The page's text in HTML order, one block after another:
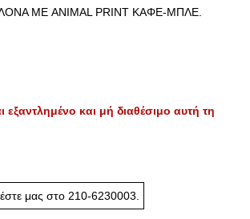
ΜΕ ANIMAL PRINT ΚΑΦΕ-ΜΠΛΕ.
εξαντλημένο και μή διαθέσιμο αυτή τη
μας στο 210-6230003.